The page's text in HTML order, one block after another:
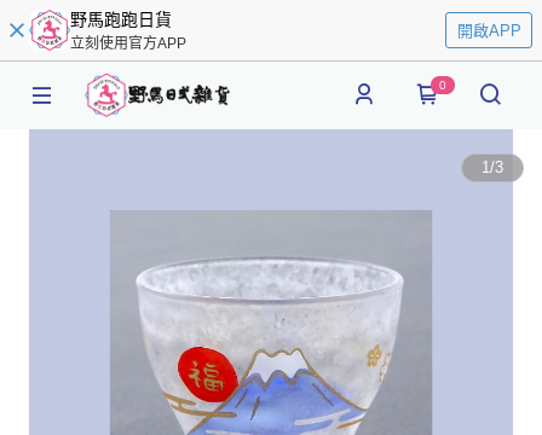
野馬跑跑日貨
立刻使用官方APP
開啟APP
0
1/3